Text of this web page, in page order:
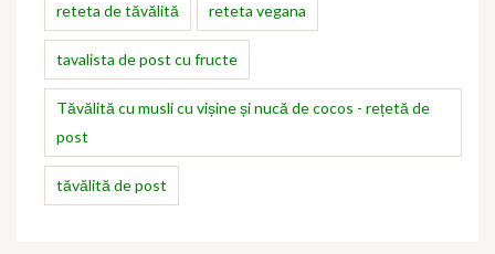
reteta de tăvălită reteta vegana
tavalista de post cu fructe
Tăvălită cu musli cu vișine și nucă de cocos - rețetă de
post
tăvălită de post